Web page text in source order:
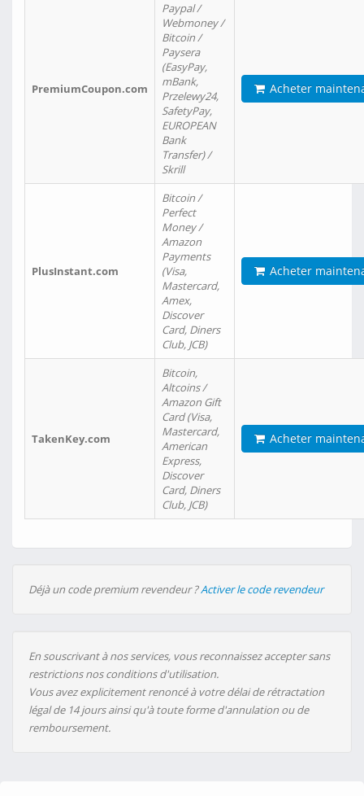
PremiumCoupon.com
Paypal /
Webmoney /
Bitcoin /
Paysera
(EasyPay,
mBank,
Przelewy24,
SafetyPay,
EUROPEAN
Bank
Transfer) /
Skrill
Acheter
PlusInstant.com
Bitcoin /
Perfect
Money /
Amazon
Payments
(Visa,
Mastercard,
Amex,
Discover
Card, Diners
Club, JCB)
Acheter
TakenKey.com
Bitcoin,
Altcoins /
Amazon Gift
Card (Visa,
Mastercard,
American
Express,
Discover
Card, Diners
Club, JCB)
Acheter
Déjà un code premium revendeur ?Activer le code revendeur
En souscrivant à nos services, vous reconnaissez accepter sans
restrictions nos conditions d'utilisation.
Vous avez explicitement renoncé à votre délai de rétractation
légal de 14 jours ainsi qu'à toute forme d'annulation ou de
remboursement.